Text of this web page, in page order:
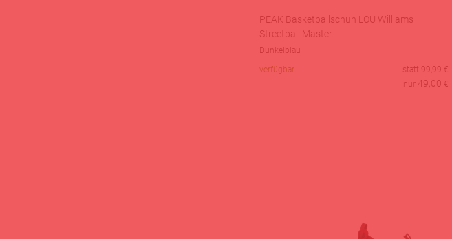
PEAK Basketballschuh LOU Williams
Streetball Master
Dunkelblau
verfügbar
statt 99,99 €
nur 49,00 €